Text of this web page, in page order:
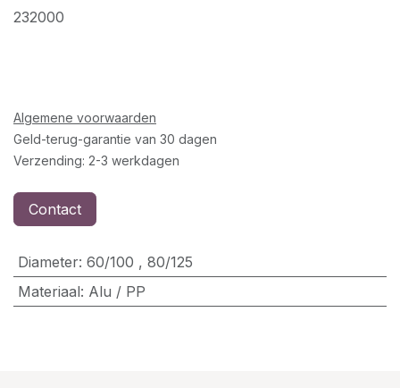
232000
Algemene voorwaarden
Geld-terug-garantie van 30 dagen
Verzending: 2-3 werkdagen
Contact
Diameter: 60/100 , 80/125
Materiaal: Alu / PP